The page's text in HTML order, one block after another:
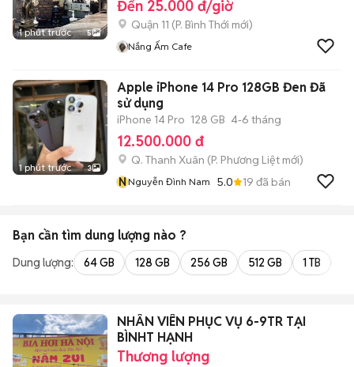
1 phút trước 5
Đến 25.000 đ/giờ
Quận 11 (P. Bình Thới mới)
Nắng Ấm Cafe
1 phút trước 3
Apple iPhone 14 Pro 128GB Đen Đã
sử dụng
iPhone 14 Pro 128 GB 4-6 tháng
12.500.000 đ
Q. Thanh Xuân (P. Phương Liệt mới)
NNguyễn Đình Nam 5.0 19 đã bán
Bạn cần tìm dung lượng nào ?
Dung lượng: 64 GB 128 GB 256 GB 512 GB 1 TB
NHÂN VIÊN PHỤC VỤ 6-9TR TẠI
BÌNHT HẠNH
Thương lượng